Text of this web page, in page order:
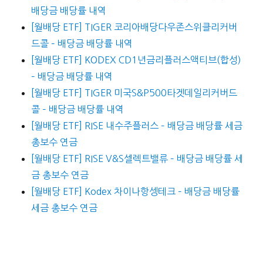
배당금 배당률 내역
[월배당 ETF] TIGER 코리아배당다우존스위클리커버
드콜 – 배당금 배당률 내역
[월배당 ETF] KODEX CD1년금리플러스액티브(합성)
– 배당금 배당률 내역
[월배당 ETF] TIGER 미국S&P500타겟데일리커버드
콜 – 배당금 배당률 내역
[월배당 ETF] RISE 내수주플러스 – 배당금 배당률 세금
총보수 연금
[월배당 ETF] RISE V&S셀렉트밸류 – 배당금 배당률 세
금 총보수 연금
[월배당 ETF] Kodex 차이나항셍테크 – 배당금 배당률
세금 총보수 연금